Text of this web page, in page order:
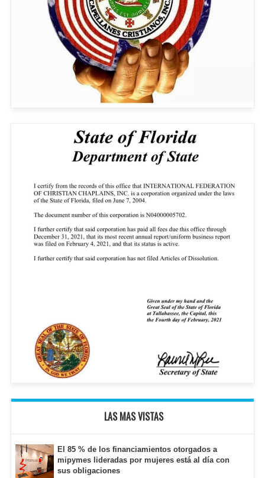
LAS MAS VISTAS
El 85 % de los financiamientos otorgados a
mipymes lideradas por mujeres está al día con
sus obligaciones